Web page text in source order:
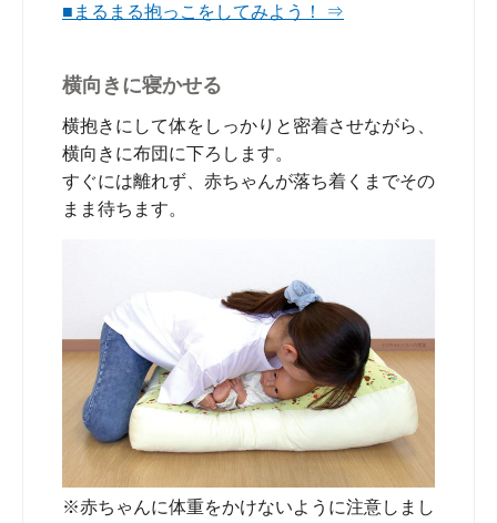
■まるまる抱っこをしてみよう！ ⇒
横向きに寝かせる
横抱きにして体をしっかりと密着させながら、
横向きに布団に下ろします。
すぐには離れず、赤ちゃんが落ち着くまでその
まま待ちます。
※赤ちゃんに体重をかけないように注意しまし